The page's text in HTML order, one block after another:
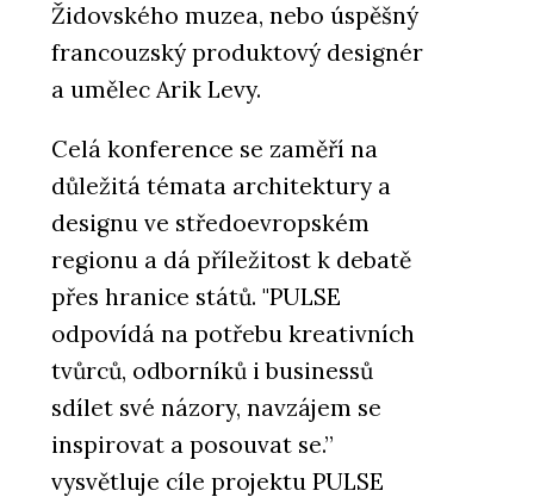
Židovského muzea, nebo úspěšný
francouzský produktový designér
a umělec Arik Levy.
Celá konference se zaměří na
důležitá témata architektury a
designu ve středoevropském
regionu a dá příležitost k debatě
přes hranice států. "PULSE
odpovídá na potřebu kreativních
tvůrců, odborníků i businessů
sdílet své názory, navzájem se
inspirovat a posouvat se.”
vysvětluje cíle projektu PULSE